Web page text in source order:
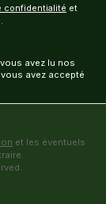
confidentialité et
avez accepté
et les éventuels